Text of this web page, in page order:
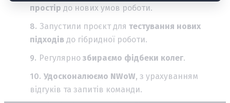
простір до нових умов роботи.
Запустили проєкт для тестування нових
підходів до гібридної роботи.
Регулярно збираємо фідбеки колег.
Удосконалюємо NWoW, з урахуванням
відгуків та запитів команди.